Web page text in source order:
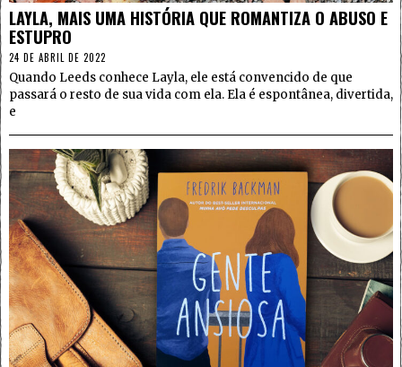
LAYLA, MAIS UMA HISTÓRIA QUE ROMANTIZA O ABUSO E
ESTUPRO
24 DE ABRIL DE 2022
Quando Leeds conhece Layla, ele está convencido de que
passará o resto de sua vida com ela. Ela é espontânea, divertida,
e